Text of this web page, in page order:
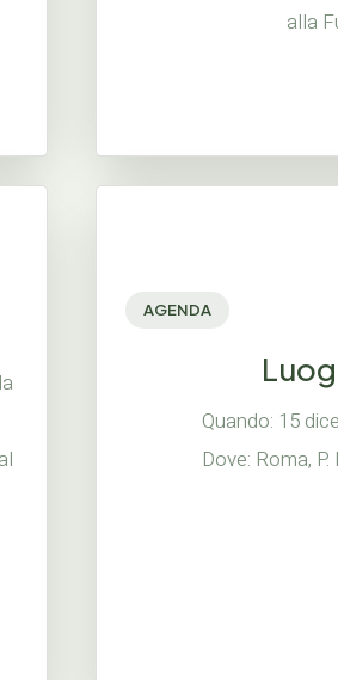
alla
AGENDA
Quando: 15
Dove: Roma,